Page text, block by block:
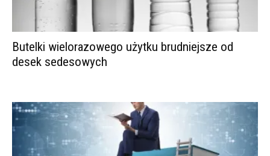
Butelki wielorazowego użytku brudniejsze od
desek sedesowych